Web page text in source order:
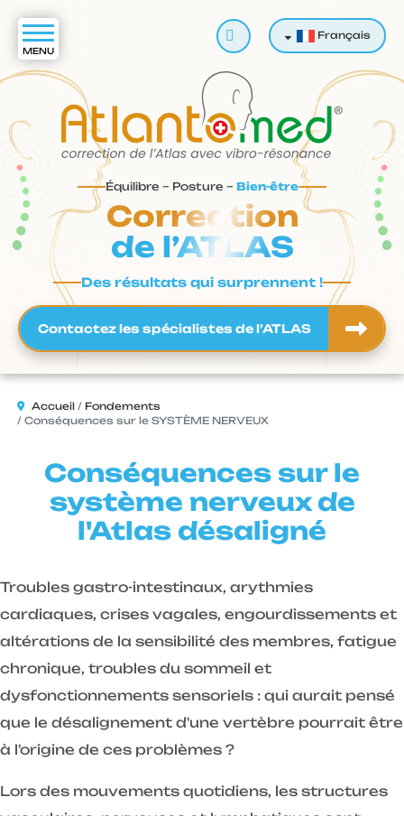
Équilibre – Posture – Bien-être
Correction
de l’ATLAS
Des résultats qui surprennent !
Contactez les spécialistes de l’ATLAS
Rechercher Français
Accueil
Fondements
Conséquences sur le SYSTÈME NERVEUX
Conséquences sur le
système nerveux de
l'Atlas désaligné
Troubles gastro-intestinaux, arythmies
cardiaques, crises vagales, engourdissements et
altérations de la sensibilité des membres, fatigue
chronique, troubles du sommeil et
dysfonctionnements sensoriels : qui aurait pensé
que le désalignement d'une vertèbre pourrait être
à l'origine de ces problèmes ?
Lors des mouvements quotidiens, les structures